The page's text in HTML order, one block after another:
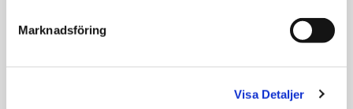
Marknadsföring
Visa Detaljer
391KR
VÄLJ VARIANT VÄLJ VARIANT